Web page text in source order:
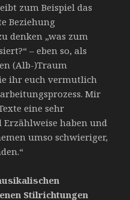
zum Beispiel das
Beziehung
denken „was zum
– eben so, als
(Alb-)Traum
ihr euch vermutlich
Mir
eine sehr
Erzählweise haben und
umso schwieriger,
Stilrichtungen